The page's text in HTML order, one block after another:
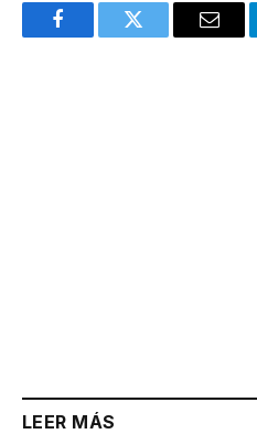
FacebookTwitter Email
LEER MÁS